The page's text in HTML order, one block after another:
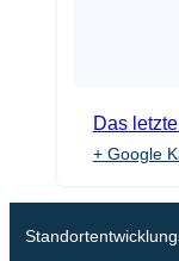
Das
+ Google